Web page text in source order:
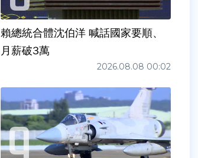
賴總統合體沈伯洋 喊話國家要順、
月薪破3萬
2026.08.08 00:02